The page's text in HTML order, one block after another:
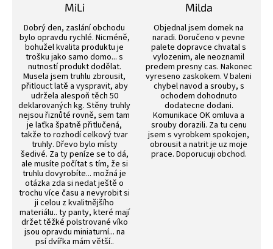
hvězdiček.
MiLi
Hodnocení obchodu je 3 z 5 hvězdiček.
Dobrý den, zaslání obchodu
bylo opravdu rychlé. Nicméně,
bohužel kvalita produktu je
trošku jako samo domo... s
nutností produkt dodělat.
Musela jsem truhlu zbrousit,
přitlouct latě a vyspravit, aby
udržela alespoň těch 50
deklarovaných kg. Stěny truhly
nejsou řiznůté rovně, sem tam
je laťka špatně přitlučená,
takže to rozhodí celkový tvar
truhly. Dřevo bylo místy
šedivé. Za ty peníze se to dá,
ale musíte počítat s tím, že si
truhlu dovyrobíte... možná je
otázka zda si nedat ještě o
trochu více času a nevyrobit si
ji celou z kvalitnějšího
materiálu.. ty panty, které mají
držet těžké polstrované víko
jsou opravdu miniaturní... na
psí dvířka mám větší..
Milda
Objednal jsem domek na
naradi. Doručeno v pevne
palete dopravce chvatal s
vylozenim, ale neoznamil
predem presny cas. Nakonec
vyreseno zaskokem. V baleni
chybel navod a srouby, s
ochodem dohodnuto
dodatecne dodani.
Komunikace OK omluva a
srouby dorazili. Za tu cenu
jsem s vyrobkem spokojen,
obrousit a natrit je uz moje
prace. Doporucuji obchod.